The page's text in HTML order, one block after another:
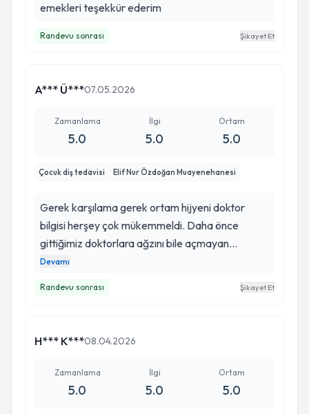
emekleri teşekkür ederim
Randevu sonrası Şikayet Et
A*** Ü***07.05.2026
Zamanlama
5.0
İlgi
5.0
Ortam
5.0
Çocuk diş tedavisi Elif Nur Özdoğan Muayenehanesi
Gerek karşılama gerek ortam hijyeni doktor
bilgisi herşey çok mükemmeldi. Daha önce
gittiğimiz doktorlara ağzını bile açmayan
çocuklarımız Elif hanımla olan iletişimlerinde
Devamı
Randevu sonrası Şikayet Et
H*** K***08.04.2026
Zamanlama
5.0
İlgi
5.0
Ortam
5.0